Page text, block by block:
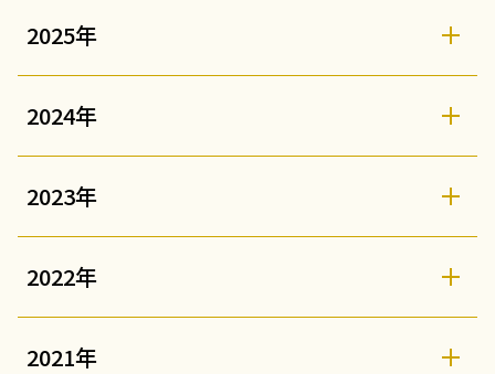
2025年
2024年
2023年
2022年
2021年